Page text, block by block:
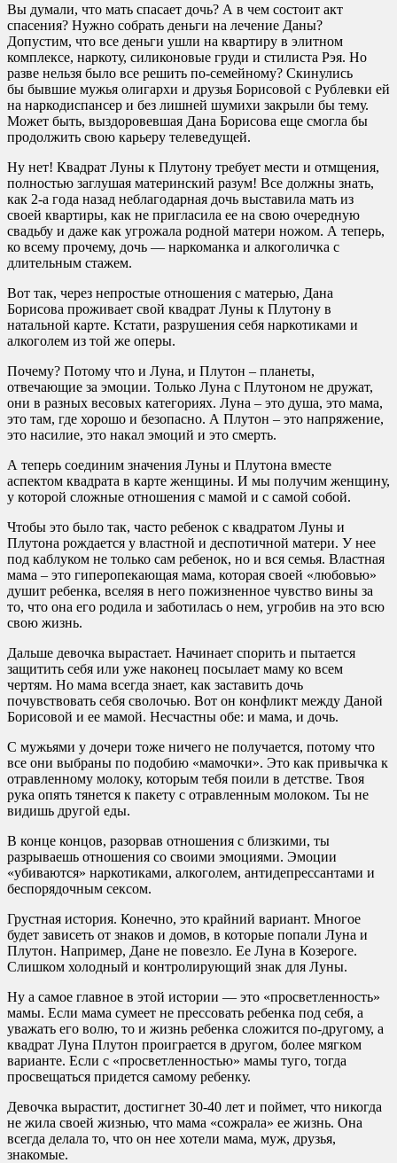
Вы думали, что мать спасает дочь? А в чем состоит акт
спасения? Нужно собрать деньги на лечение Даны?
Допустим, что все деньги ушли на квартиру в элитном
комплексе, наркоту, силиконовые груди и стилиста Рэя. Но
разве нельзя было все решить по-семейному? Скинулись
бы бывшие мужья олигархи и друзья Борисовой с Рублевки ей
на наркодиспансер и без лишней шумихи закрыли бы тему.
Может быть, выздоровевшая Дана Борисова еще смогла бы
продолжить свою карьеру телеведущей.
Ну нет! Квадрат Луны к Плутону требует мести и отмщения,
полностью заглушая материнский разум! Все должны знать,
как 2-а года назад неблагодарная дочь выставила мать из
своей квартиры, как не пригласила ее на свою очередную
свадьбу и даже как угрожала родной матери ножом. А теперь,
ко всему прочему, дочь — наркоманка и алкоголичка с
длительным стажем.
Вот так, через непростые отношения с матерью, Дана
Борисова проживает свой квадрат Луны к Плутону в
натальной карте. Кстати, разрушения себя наркотиками и
алкоголем из той же оперы.
Почему? Потому что и Луна, и Плутон – планеты,
отвечающие за эмоции. Только Луна с Плутоном не дружат,
они в разных весовых категориях. Луна – это душа, это мама,
это там, где хорошо и безопасно. А Плутон – это напряжение,
это насилие, это накал эмоций и это смерть.
А теперь соединим значения Луны и Плутона вместе
аспектом квадрата в карте женщины. И мы получим женщину,
у которой сложные отношения с мамой и с самой собой.
Чтобы это было так, часто ребенок с квадратом Луны и
Плутона рождается у властной и деспотичной матери. У нее
под каблуком не только сам ребенок, но и вся семья. Властная
мама – это гиперопекающая мама, которая своей «любовью»
душит ребенка, вселяя в него пожизненное чувство вины за
то, что она его родила и заботилась о нем, угробив на это всю
свою жизнь.
Дальше девочка вырастает. Начинает спорить и пытается
защитить себя или уже наконец посылает маму ко всем
чертям. Но мама всегда знает, как заставить дочь
почувствовать себя сволочью. Вот он конфликт между Даной
Борисовой и ее мамой. Несчастны обе: и мама, и дочь.
С мужьями у дочери тоже ничего не получается, потому что
все они выбраны по подобию «мамочки». Это как привычка к
отравленному молоку, которым тебя поили в детстве. Твоя
рука опять тянется к пакету с отравленным молоком. Ты не
видишь другой еды.
В конце концов, разорвав отношения с близкими, ты
разрываешь отношения со своими эмоциями. Эмоции
«убиваются» наркотиками, алкоголем, антидепрессантами и
беспорядочным сексом.
Грустная история. Конечно, это крайний вариант. Многое
будет зависеть от знаков и домов, в которые попали Луна и
Плутон. Например, Дане не повезло. Ее Луна в Козероге.
Слишком холодный и контролирующий знак для Луны.
Ну а самое главное в этой истории — это «просветленность»
мамы. Если мама сумеет не прессовать ребенка под себя, а
уважать его волю, то и жизнь ребенка сложится по-другому, а
квадрат Луна Плутон проиграется в другом, более мягком
варианте. Если с «просветленностью» мамы туго, тогда
просвещаться придется самому ребенку.
Девочка вырастит, достигнет 30-40 лет и поймет, что никогда
не жила своей жизнью, что мама «сожрала» ее жизнь. Она
всегда делала то, что он нее хотели мама, муж, друзья,
знакомые.